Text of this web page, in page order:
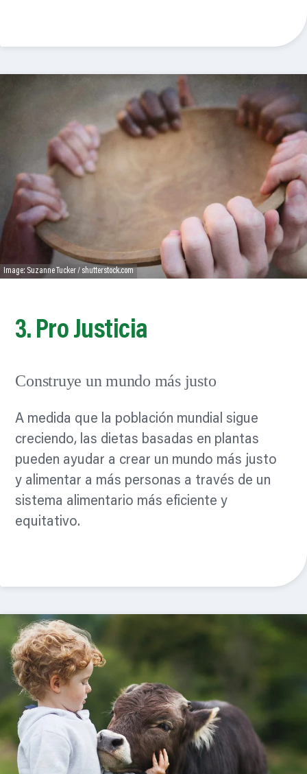
Image: Suzanne Tucker / shutterstock.com
3. Pro Justicia
Construye un mundo más justo
A medida que la población mundial sigue
creciendo, las dietas basadas en plantas
pueden ayudar a crear un mundo más justo
y alimentar a más personas a través de un
sistema alimentario más eficiente y
equitativo.